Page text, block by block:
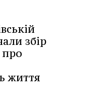
збір
про
життя